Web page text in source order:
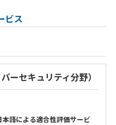
ビス
ーセキュリティ分野）
語による適合性評価サービ